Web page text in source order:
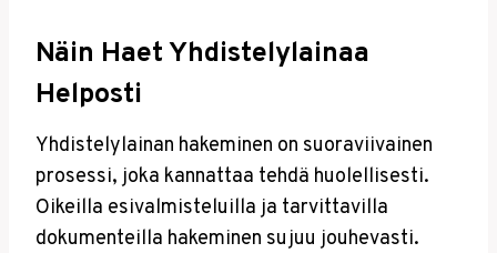
Näin Haet Yhdistelylainaa
Helposti
Yhdistelylainan hakeminen on suoraviivainen
prosessi, joka kannattaa tehdä huolellisesti.
Oikeilla esivalmisteluilla ja tarvittavilla
dokumenteilla hakeminen sujuu jouhevasti.